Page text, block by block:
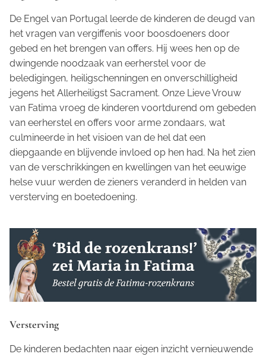
De Engel van Portugal leerde de kinderen de deugd van
het vragen van vergiffenis voor boosdoeners door
gebed en het brengen van offers. Hij wees hen op de
dwingende noodzaak van eerherstel voor de
beledigingen, heiligschenningen en onverschilligheid
jegens het Allerheiligst Sacrament. Onze Lieve Vrouw
van Fatima vroeg de kinderen voortdurend om gebeden
van eerherstel en offers voor arme zondaars, wat
culmineerde in het visioen van de hel dat een
diepgaande en blijvende invloed op hen had. Na het zien
van de verschrikkingen en kwellingen van het eeuwige
helse vuur werden de zieners veranderd in helden van
versterving en boetedoening.
Versterving
De kinderen bedachten naar eigen inzicht vernieuwende